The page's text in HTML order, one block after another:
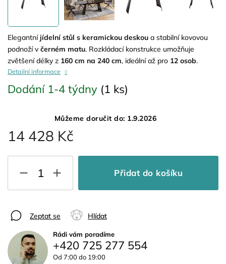
14 428 Kč
Dodání 1-4 týdny (1 ks)
Můžeme doručit do: 1.9.2026
Přidat do košíku
Elegantníjídelní stůl s keramickou deskou a stabilní kovovou
podnoží včerném matu. Rozkládací konstrukce umožňuje
zvětšení délky z 160 cm na 240 cm, ideální až pro 12 osob.
Detailní informace
Zeptat se Hlídat
Rádi vám poradíme
+420 725 277 554
Od 7:00 do 19:00